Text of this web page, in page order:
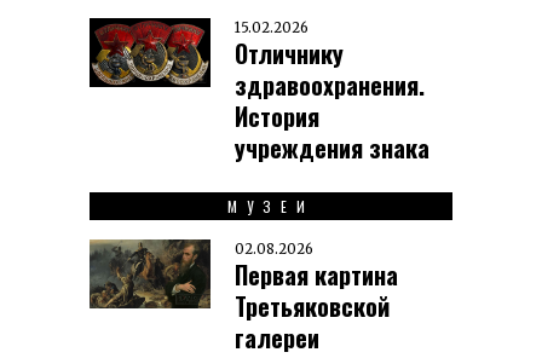
15.02.2026
Отличнику
здравоохранения.
История
учреждения знака
МУЗЕИ
02.08.2026
Первая картина
Третьяковской
галереи